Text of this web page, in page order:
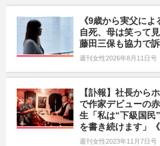
《9歳から実父に
自死、母は笑って
藤田三保も協力で
週刊女性2026年8月11日号
【訃報】社長から
で作家デビューの
生「私は“下級国民
を書き続けます」
週刊女性2023年11月7日号